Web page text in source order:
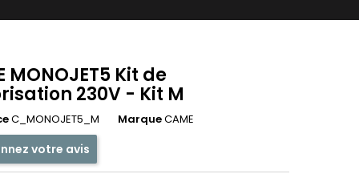
MONOJET5 Kit de
230V - Kit M
C_MONOJET5_M MarqueCAME
votre avis